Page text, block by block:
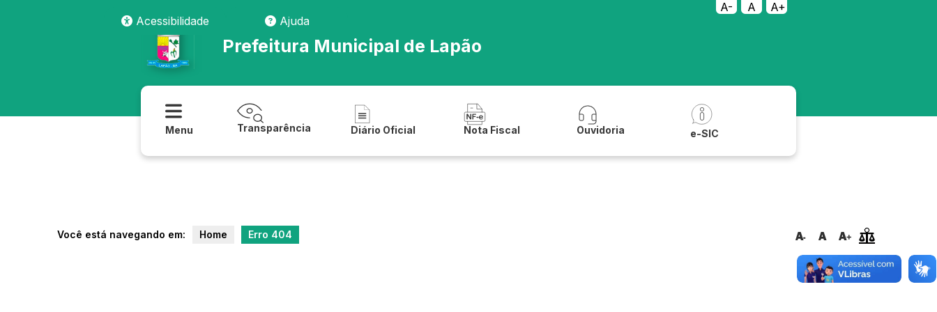
A- A
A+
Acessibilidade
Ajuda
Prefeitura Municipal de Lapão
Menu Transparência Diário Oficial Nota Fiscal Ouvidoria e-SIC
Você está navegando em: Home Erro 404